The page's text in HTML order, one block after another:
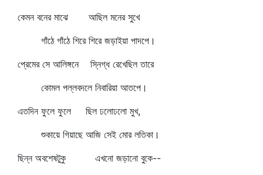
কেমন বনের মাঝে আছিল মনের সুখে
গাঁঠে গাঁঠে শিরে শিরে জড়াইয়া পাদপে।
প্রেমের সে আলিঙ্গনে স্নিগ্ধ রেখেছিল তারে
কোমল পল্লবদলে নিবারিয়া আতপে।
এতদিন ফুলে ফুলে ছিল ঢলোঢলো মুখ,
শুকায়ে গিয়াছে আজি সেই মোর লতিকা।
ছিন্ন অবশেষটুকু এখনো জড়ানো বুকে--